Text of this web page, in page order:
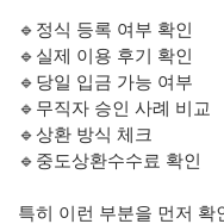
🔹정식 등록 여부 확인
🔹실제 이용 후기 확인
🔹당일 입금 가능 여부
🔹무직자 승인 사례 비교
🔹상환 방식 체크
🔹중도상환수수료 확인
특히 이런 부분을 먼저 확